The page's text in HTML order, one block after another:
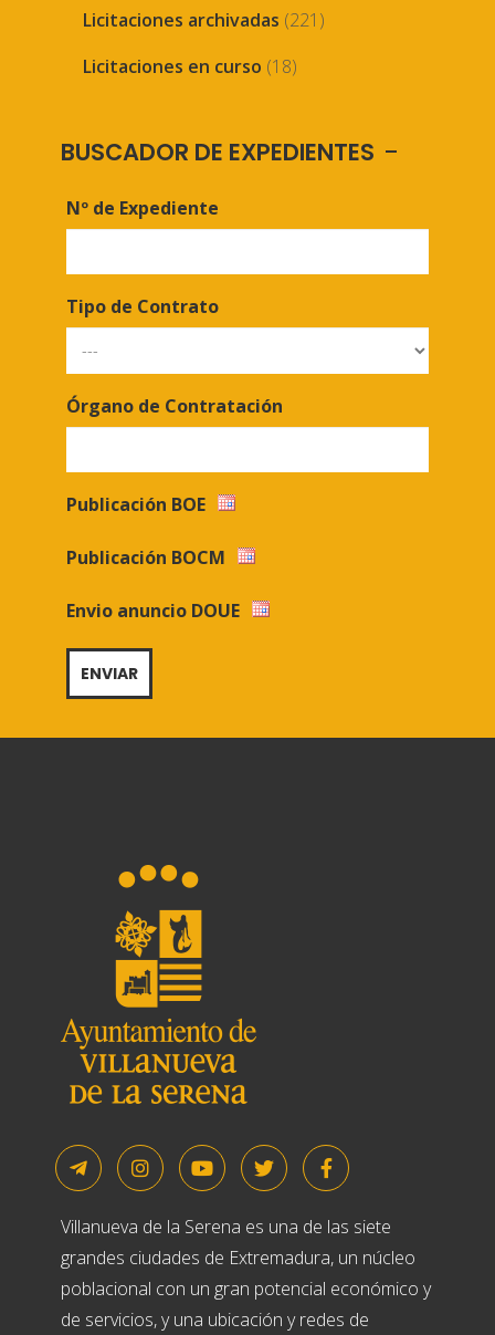
Licitaciones archivadas (221)
Licitaciones en curso (18)
BUSCADOR DE EXPEDIENTES
Nº de Expediente
Tipo de Contrato
Órgano de Contratación
Publicación BOE
Publicación BOCM
Envio anuncio DOUE
Villanueva de la Serena es una de las siete
grandes ciudades de Extremadura, un núcleo
poblacional con un gran potencial económico y
de servicios, y una ubicación y redes de